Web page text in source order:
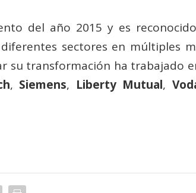
del año 2015 y es
sectores en múltiples
su transformación ha trabajado
, Siemens, Liberty Mutual,